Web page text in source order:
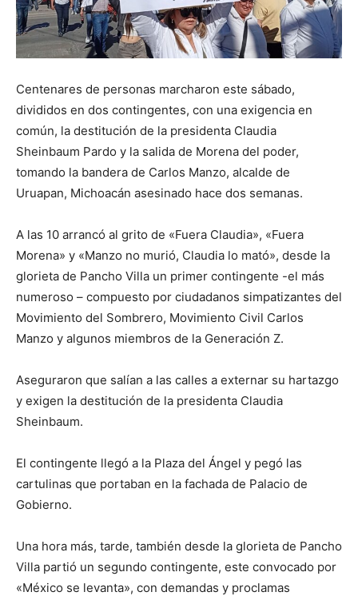
Centenares de personas marcharon este sábado,
divididos en dos contingentes, con una exigencia en
común, la destitución de la presidenta Claudia
Sheinbaum Pardo y la salida de Morena del poder,
tomando la bandera de Carlos Manzo, alcalde de
Uruapan, Michoacán asesinado hace dos semanas.
A las 10 arrancó al grito de «Fuera Claudia», «Fuera
Morena» y «Manzo no murió, Claudia lo mató», desde la
glorieta de Pancho Villa un primer contingente -el más
numeroso – compuesto por ciudadanos simpatizantes del
Movimiento del Sombrero, Movimiento Civil Carlos
Manzo y algunos miembros de la Generación Z.
Aseguraron que salían a las calles a externar su hartazgo
y exigen la destitución de la presidenta Claudia
Sheinbaum.
El contingente llegó a la Plaza del Ángel y pegó las
cartulinas que portaban en la fachada de Palacio de
Gobierno.
Una hora más, tarde, también desde la glorieta de Pancho
Villa partió un segundo contingente, este convocado por
«México se levanta», con demandas y proclamas